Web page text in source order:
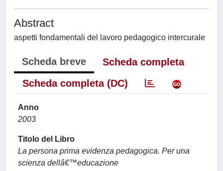
Abstract
aspetti fondamentali del lavoro pedagogico intercurale
Scheda breve
Scheda completa
Scheda completa (DC)
Anno
2003
Titolo del Libro
La persona prima evidenza pedagogica. Per una
scienza dellâ€™educazione